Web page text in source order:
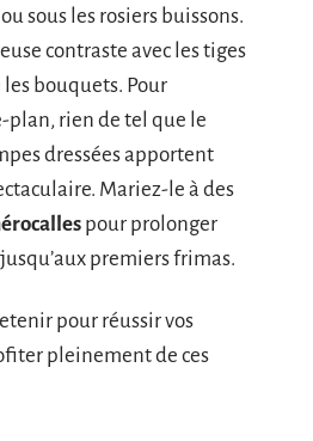
sous les rosiers buissons.
contraste avec les tiges
bouquets. Pour
plan, rien de tel que le
dressées apportent
Mariez-le à des
pour prolonger
premiers frimas.
pour réussir vos
pleinement de ces